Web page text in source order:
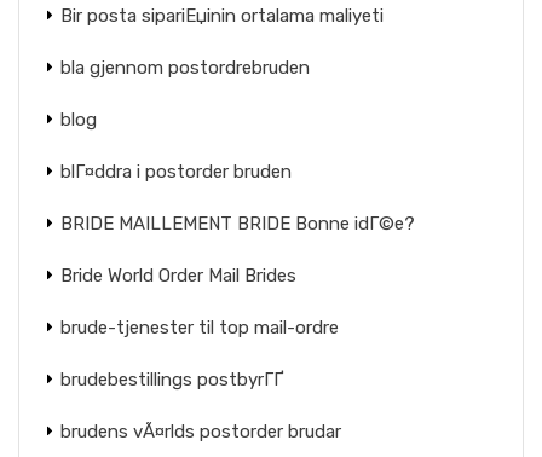
Bir posta sipariЕџinin ortalama maliyeti
bla gjennom postordrebruden
blog
blГ¤ddra i postorder bruden
BRIDE MAILLEMENT BRIDE Bonne idГ©e?
Bride World Order Mail Brides
brude-tjenester til top mail-ordre
brudebestillings postbyrГҐ
brudens vÃ¤rlds postorder brudar